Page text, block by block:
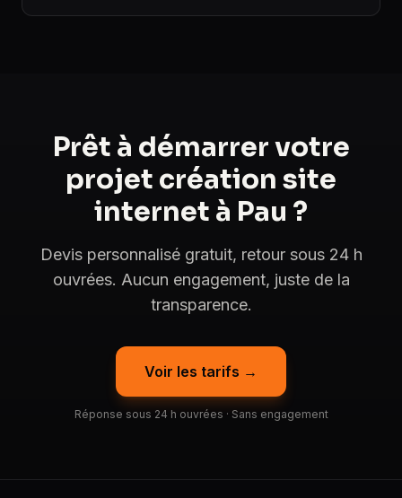
Prêt à démarrer votre
projet création site
internet à Pau ?
Devis personnalisé gratuit, retour sous 24 h
ouvrées. Aucun engagement, juste de la
transparence.
Voir les tarifs →
Réponse sous 24 h ouvrées · Sans engagement